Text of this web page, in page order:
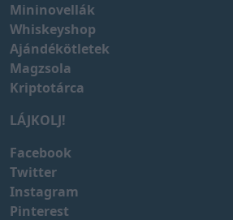
Mininovellák
Whiskeyshop
Ajándékötletek
Magzsola
Kriptotárca
LÁJKOLJ!
Facebook
Twitter
Instagram
Pinterest